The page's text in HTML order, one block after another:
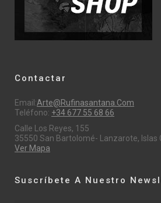
Contactar
Email:Arte@rufinasantana.com
Teléfono: +34 677 55 68 66
Calle Los Reyes, 155
35550 San Bartolomé- Lanzarote, Islas
Ver Mapa
Suscríbete A Nuestro